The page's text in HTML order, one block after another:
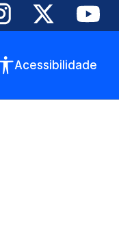
Acessibilidade